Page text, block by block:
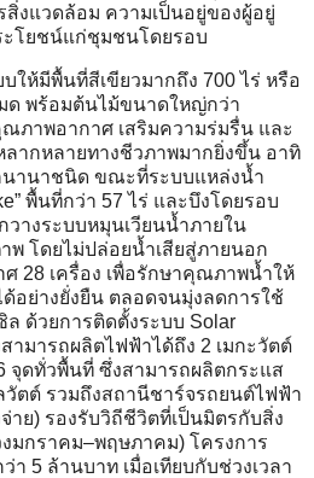
งแวดล้อม ความเป็นอยู่ของผู้อยู่
ะโยชน์แก่ชุมชนโดยรอบ
ให้มีพื้นที่สีเขียวมากถึง 700 ไร่ หรือ
ด พร้อมต้นไม้ขนาดใหญ่กว่า
ภาพอากาศ เสริมความร่มรื่น และ
ากหลายทางชีวภาพมากยิ่งขึ้น อาทิ
นานาชนิด ขณะที่ระบบแหล่งน้ำ
พื้นที่กว่า 57 ไร่ และบึงโดยรอบ
างระบบหมุนเวียนน้ำภายใน
พ โดยไม่ปล่อยน้ำเสียสู่ภายนอก
ศ 28 เครื่อง เพื่อรักษาคุณภาพน้ำให้
อย่างยั่งยืน ตลอดจนมุ่งลดการใช้
ล ด้วยการติดตั้งระบบ Solar
ามารถผลิตไฟฟ้าได้ถึง 2 เมกะวัตต์
จุดทั่วพื้นที่ ซึ่งสามารถผลิตกระแส
ตต์ รวมถึงสถานีชาร์จรถยนต์ไฟฟ้า
าย) รองรับวิถีชีวิตที่เป็นมิตรกับสิ่ง
มกราคม–พฤษภาคม) โครงการ
5 ล้านบาท เมื่อเทียบกับช่วงเวลา